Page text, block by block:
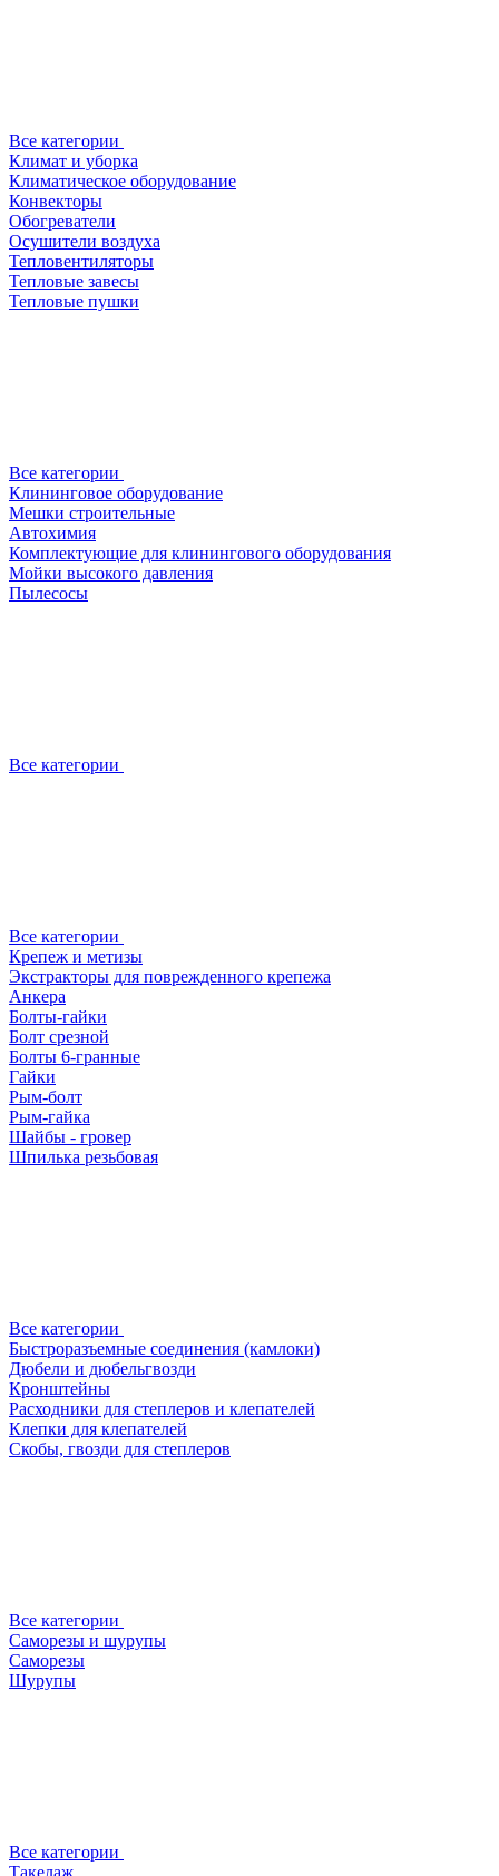
Все категории
Климат и уборка
Климатическое оборудование
Конвекторы
Обогреватели
Осушители воздуха
Тепловентиляторы
Тепловые завесы
Тепловые пушки
Все категории
Клининговое оборудование
Мешки строительные
Автохимия
Комплектующие для клинингового оборудования
Мойки высокого давления
Пылесосы
Все категории
Все категории
Крепеж и метизы
Экстракторы для поврежденного крепежа
Анкера
Болты-гайки
Болт срезной
Болты 6-гранные
Гайки
Рым-болт
Рым-гайка
Шайбы - гровер
Шпилька резьбовая
Все категории
Быстроразъемные соединения (камлоки)
Дюбели и дюбельгвозди
Кронштейны
Расходники для степлеров и клепателей
Клепки для клепателей
Скобы, гвозди для степлеров
Все категории
Саморезы и шурупы
Саморезы
Шурупы
Все категории
Такелаж